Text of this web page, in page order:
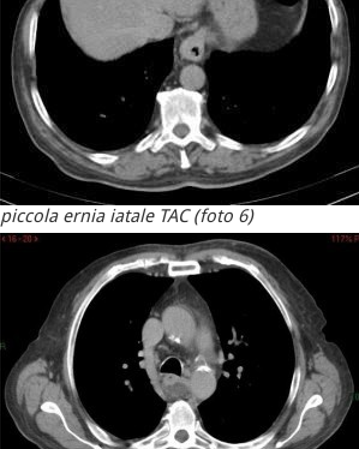
piccola ernia iatale TAC (foto 6)